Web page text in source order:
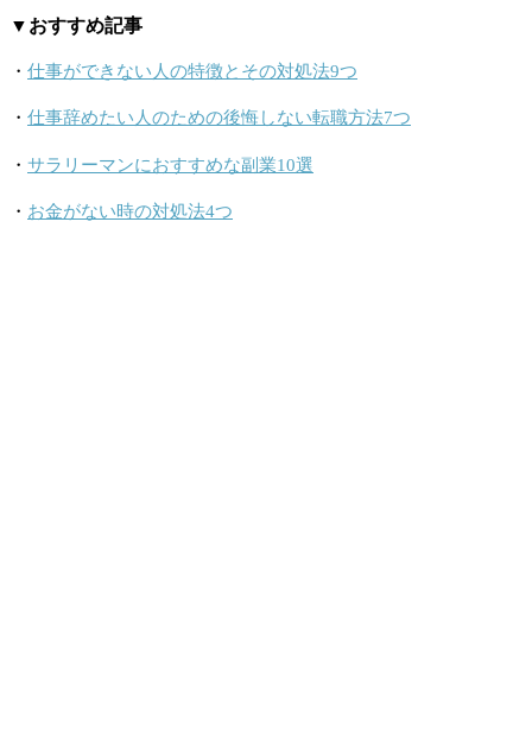
▼おすすめ記事
・ 仕事ができない人の特徴とその対処法9つ
・ 仕事辞めたい人のための後悔しない転職方法7つ
・ サラリーマンにおすすめな副業10選
・ お金がない時の対処法4つ